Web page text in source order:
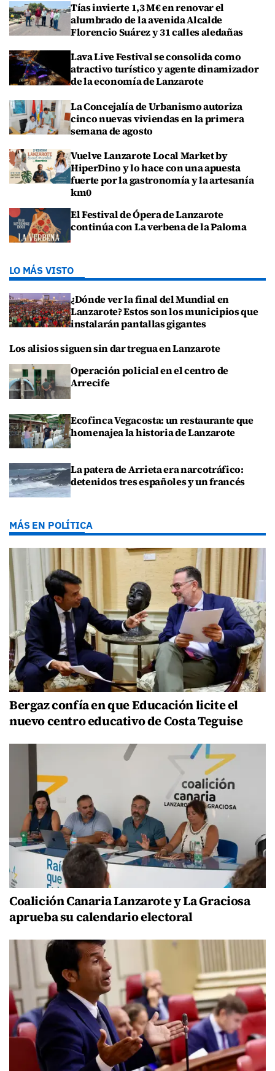
Tías invierte 1,3 M€ en renovar el
alumbrado de la avenida Alcalde
Florencio Suárez y 31 calles aledañas
Lava Live Festival se consolida como
atractivo turístico y agente dinamizador
de la economía de Lanzarote
La Concejalía de Urbanismo autoriza
cinco nuevas viviendas en la primera
semana de agosto
Vuelve Lanzarote Local Market by
HiperDino y lo hace con una apuesta
fuerte por la gastronomía y la artesanía
km0
El Festival de Ópera de Lanzarote
continúa con La verbena de la Paloma
LO MÁS VISTO
¿Dónde ver la final del Mundial en
Lanzarote? Estos son los municipios que
instalarán pantallas gigantes
Los alisios siguen sin dar tregua en Lanzarote
Operación policial en el centro de
Arrecife
Ecofinca Vegacosta: un restaurante que
homenajea la historia de Lanzarote
La patera de Arrieta era narcotráfico:
detenidos tres españoles y un francés
MÁS EN POLÍTICA
Bergaz confía en que Educación licite el
nuevo centro educativo de Costa Teguise
Coalición Canaria Lanzarote y La Graciosa
aprueba su calendario electoral